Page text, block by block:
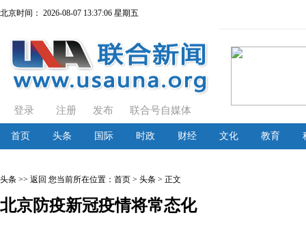
北京时间： 2026-08-07 13:37:06 星期五
登录 注册 发布 联合号自媒体
首页 头条 国际 时政 财经 文化 教育
头条 >> 返回 您当前所在位置： 首页 > 头条 > 正文
北京防疫新冠疫情将常态化